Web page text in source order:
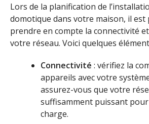
Lors de la planification de
domotique dans votre maison, il est
prendre en compte la connectivité
votre réseau. Voici quelques
Connectivité : vérifiez la
appareils avec votre
assurez-vous que votre
suffisamment puissant
charge.